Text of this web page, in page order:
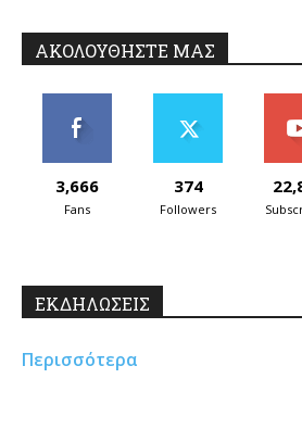
ΑΚΟΛΟΥΘΗΣΤΕ ΜΑΣ
3,666
Fans
374
Followers
ΕΚΔΗΛΩΣΕΙΣ
Περισσότερα